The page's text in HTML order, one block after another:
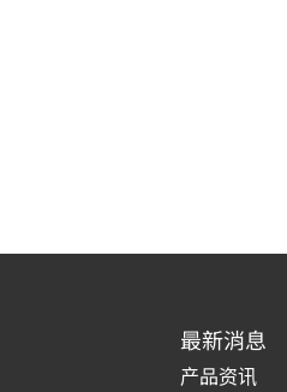
最新消息
产品资讯